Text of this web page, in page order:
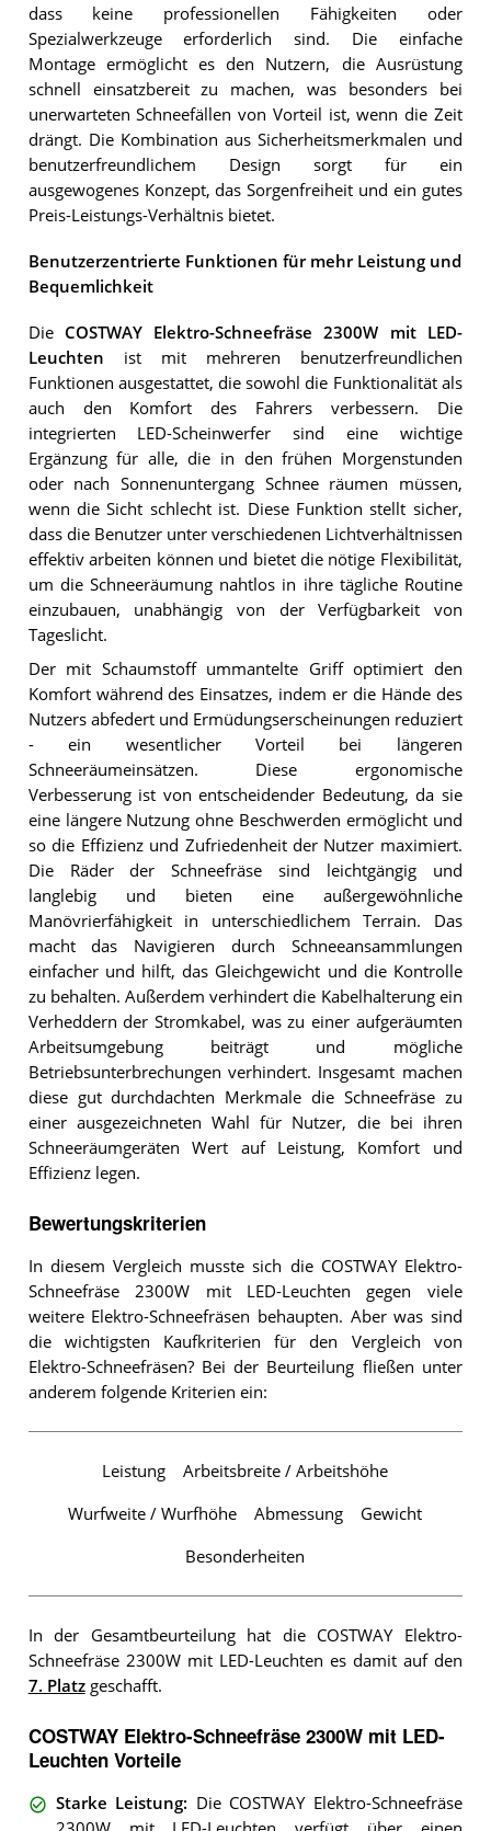
dass keine professionellen Fähigkeiten oder
Spezialwerkzeuge erforderlich sind. Die einfache
Montage ermöglicht es den Nutzern, die Ausrüstung
schnell einsatzbereit zu machen, was besonders bei
unerwarteten Schneefällen von Vorteil ist, wenn die Zeit
drängt. Die Kombination aus Sicherheitsmerkmalen und
benutzerfreundlichem Design sorgt für ein
ausgewogenes Konzept, das Sorgenfreiheit und ein gutes
Preis-Leistungs-Verhältnis bietet.
Benutzerzentrierte Funktionen für mehr Leistung und
Bequemlichkeit
Die COSTWAY Elektro-Schneefräse 2300W mit LED-
Leuchten ist mit mehreren benutzerfreundlichen
Funktionen ausgestattet, die sowohl die Funktionalität als
auch den Komfort des Fahrers verbessern. Die
integrierten LED-Scheinwerfer sind eine wichtige
Ergänzung für alle, die in den frühen Morgenstunden
oder nach Sonnenuntergang Schnee räumen müssen,
wenn die Sicht schlecht ist. Diese Funktion stellt sicher,
dass die Benutzer unter verschiedenen Lichtverhältnissen
effektiv arbeiten können und bietet die nötige Flexibilität,
um die Schneeräumung nahtlos in ihre tägliche Routine
einzubauen, unabhängig von der Verfügbarkeit von
Tageslicht.
Der mit Schaumstoff ummantelte Griff optimiert den
Komfort während des Einsatzes, indem er die Hände des
Nutzers abfedert und Ermüdungserscheinungen reduziert
- ein wesentlicher Vorteil bei längeren
Schneeräumeinsätzen. Diese ergonomische
Verbesserung ist von entscheidender Bedeutung, da sie
eine längere Nutzung ohne Beschwerden ermöglicht und
so die Effizienz und Zufriedenheit der Nutzer maximiert.
Die Räder der Schneefräse sind leichtgängig und
langlebig und bieten eine außergewöhnliche
Manövrierfähigkeit in unterschiedlichem Terrain. Das
macht das Navigieren durch Schneeansammlungen
einfacher und hilft, das Gleichgewicht und die Kontrolle
zu behalten. Außerdem verhindert die Kabelhalterung ein
Verheddern der Stromkabel, was zu einer aufgeräumten
Arbeitsumgebung beiträgt und mögliche
Betriebsunterbrechungen verhindert. Insgesamt machen
diese gut durchdachten Merkmale die Schneefräse zu
einer ausgezeichneten Wahl für Nutzer, die bei ihren
Schneeräumgeräten Wert auf Leistung, Komfort und
Effizienz legen.
Bewertungskriterien
In diesem Vergleich musste sich die COSTWAY Elektro-
Schneefräse 2300W mit LED-Leuchten gegen viele
weitere Elektro-Schneefräsen behaupten. Aber was sind
die wichtigsten Kaufkriterien für den Vergleich von
Elektro-Schneefräsen? Bei der Beurteilung fließen unter
anderem folgende Kriterien ein:
Leistung Arbeitsbreite / Arbeitshöhe
Wurfweite / Wurfhöhe Abmessung Gewicht
Besonderheiten
In der Gesamtbeurteilung hat die COSTWAY Elektro-
Schneefräse 2300W mit LED-Leuchten es damit auf den
7. Platzgeschafft.
COSTWAY Elektro-Schneefräse 2300W mit LED-
Leuchten Vorteile
Starke Leistung: Die COSTWAY Elektro-Schneefräse